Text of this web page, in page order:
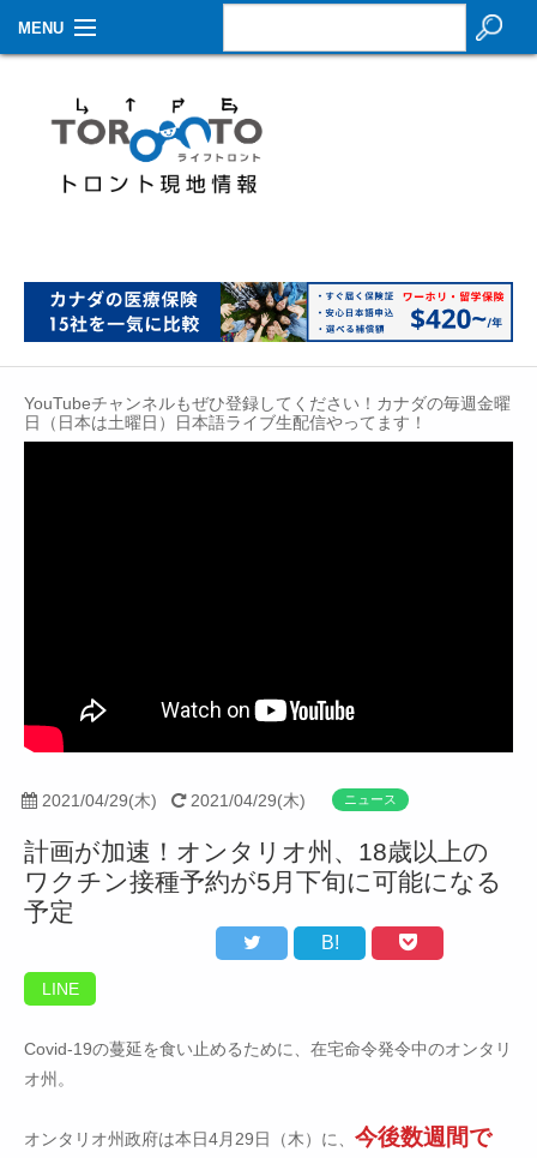
MENU
生活情報
その他
イベントカレンダー
Contact
YouTubeチャンネルもぜひ登録してください！カナダの毎週金曜
日（日本は土曜日）日本語ライブ生配信やってます！
2021/04/29(木) 2021/04/29(木) ニュース
計画が加速！オンタリオ州、18歳以上の
ワクチン接種予約が5月下旬に可能になる
予定
B!
LINE
Covid-19の蔓延を食い止めるために、在宅命令発令中のオンタリ
オ州。
オンタリオ州政府は本日4月29日（木）に、 今後数週間で